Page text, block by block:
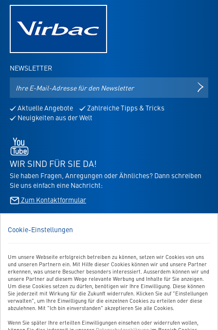
Cookie-Einstellungen
Um unsere Webseite erfolgreich betreiben zu können, setzen wir Cookies von uns
und unseren Partnern ein. Mit Hilfe dieser Cookies können wir und unsere Partner
erkennen, was unsere Besucher besonders interessiert. Ausserdem können wir und
unsere Partner auf diesem Wege relevante Werbung und Inhalte für Sie anzeigen.
Um diese Cookies setzen zu dürfen, benötigen wir Ihre Einwilligung. Diese können
Sie jederzeit mit Wirkung für die Zukunft widerrufen. Klicken Sie auf "Einstellungen
verwalten", um Ihre Einwilligung für die einzelnen Cookies zu erteilen oder diese
abzulehnen. Mit "Ich bin einverstanden" akzeptieren Sie alle Cookies.
Wenn Sie später Ihre erteilten Einwilligungen einsehen oder widerrufen wollen,
NEWSLETTER
Mail-
Adresse
für
den
Aktuelle Angebote
Zahlreiche Tipps & Tricks
Neuigkeiten aus der Welt
öffnet
in
neuem
Tab
WIR SIND FÜR SIE DA!
Sie haben Fragen, Anregungen oder Ähnliches? Dann schreiben
Sie uns einfach eine Nachricht:
Zum Kontaktformular
UNSER SERVICE
UNSERE TOP-KATEGORIEN
GEPRÜFTE QUALITÄT